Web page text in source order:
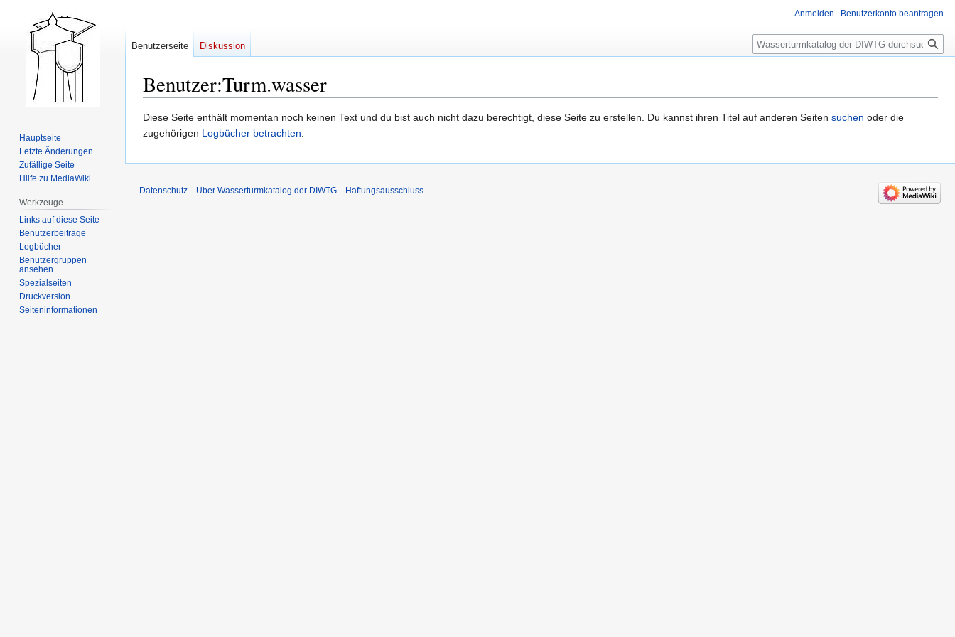
Benutzer:Turm.wasser
Zur
Navigation
Zur
Suche
Diese Seite enthält momentan noch keinen Text und du bist auch nicht dazu berechtigt, diese Seite zu erstellen. Du kannst ihren Titel auf anderen Seiten suchen oder die
zugehörigen Logbücher betrachten.
Anmelden Benutzerkonto beantragen
Benutzerseite Diskussion Suche
Hauptseite
Letzte Änderungen
Zufällige Seite
Hilfe zu MediaWiki
Werkzeuge
Links auf diese Seite
Benutzerbeiträge
Logbücher
Benutzergruppen
ansehen
Spezialseiten
Druckversion
Seiten­­informationen
Datenschutz Über Wasserturmkatalog der DIWTG Haftungsausschluss